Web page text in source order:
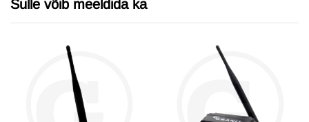
Sulle võib meeldida ka